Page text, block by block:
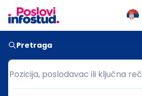
Pretraga
Pozicija, poslodavac ili ključna reč
Pozicija, poslodavac ili ključna reč